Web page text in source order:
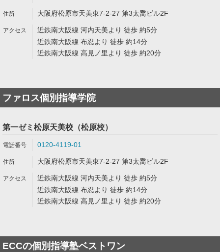
大阪府松原市天美東7-2-27 第3太喬ビル2F
近鉄南大阪線 河内天美より 徒歩 約5分
近鉄南大阪線 布忍より 徒歩 約14分
近鉄南大阪線 高見ノ里より 徒歩 約20分
ファロス個別指導学院
第一ゼミ松原天美校（松原校）
0120-4119-01
大阪府松原市天美東7-2-27 第3太喬ビル2F
近鉄南大阪線 河内天美より 徒歩 約5分
近鉄南大阪線 布忍より 徒歩 約14分
近鉄南大阪線 高見ノ里より 徒歩 約20分
ECCの個別指導塾ベストワン